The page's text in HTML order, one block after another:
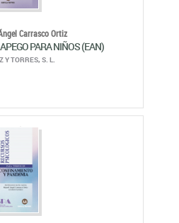
Carrasco Ortiz
PARA NIÑOS (EAN)
Y TORRES, S. L.